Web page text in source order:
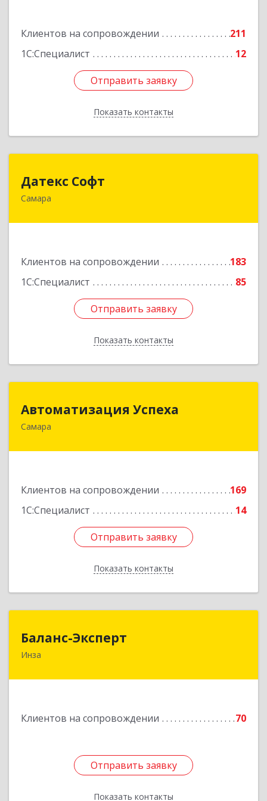
Клиентов на сопровождении
211
1С:Специалист
12
Отправить заявку
Показать контакты
Отправить заявку
Назад
Датекс Софт
Самара
Клиентов на сопровождении
183
1С:Специалист
85
Отправить заявку
Показать контакты
443070, Самарская обл, Самара г, Партизанская
Отправить заявку
Назад
Автоматизация Успеха
Самара
Клиентов на сопровождении
169
1С:Специалист
14
Отправить заявку
Показать контакты
Отправить заявку
Назад
Баланс-Эксперт
Инза
Клиентов на сопровождении 70
Отправить заявку
Показать контакты
433030, Ульяновская обл, Инзенский р-н, Инза
Отправить заявку
Назад